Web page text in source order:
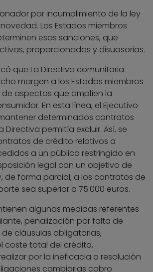
por incumplimiento de la ley
Los Estados miembros
esas sanciones, que
proporcionadas y disuasorias.
que La Directiva comunitaria
margen a los Estados miembros
aspectos que amplíen la
En esta línea, el Ejecutivo
determinados contratos
permitía excluir. Así, se
de crédito relativos a
a un público restringido en
legal con un objetivo de
de forma parcial, a los contratos de
sea superior a 75.000 euros.
algunas medidas referentes
penalización por falta de
cláusulas obligatorias,
coste total del crédito,
por la ineficacia o resolución
cambiarias cobro